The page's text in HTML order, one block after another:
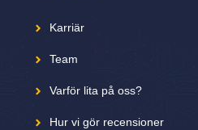
Karriär
Team
Varför lita på oss?
Hur vi gör recensioner